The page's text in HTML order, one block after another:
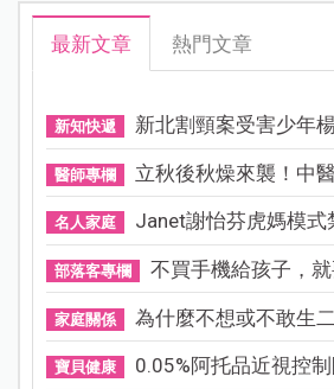
最新文章 熱門文章
新知快遞 新北割頸案受害少年
醫師專欄 立秋後秋燥來襲！中
名人家庭 Janet謝怡芬虎媽模式
部落客專欄 不買手機給孩子，
家庭關係 為什麼不想或不敢生
寶貝健康 0.05%阿托品近視控